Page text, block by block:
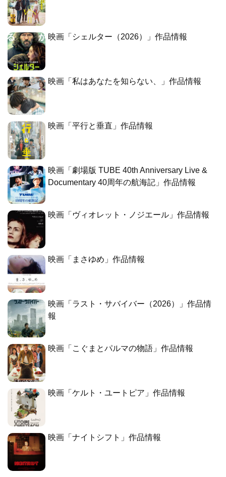
映画「シェルター（2026）」作品情報
映画「私はあなたを知らない、」作品情報
映画「平行と垂直」作品情報
映画「劇場版 TUBE 40th Anniversary Live &
Documentary 40周年の航海記」作品情報
映画「ヴィオレット・ノジエール」作品情報
映画「まさゆめ」作品情報
映画「ラスト・サバイバー（2026）」作品情
報
映画「こぐまとパルマの物語」作品情報
映画「ケルト・ユートピア」作品情報
映画「ナイトシフト」作品情報